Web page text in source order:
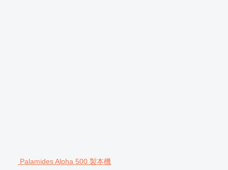
Palamides Alpha 500 製本機